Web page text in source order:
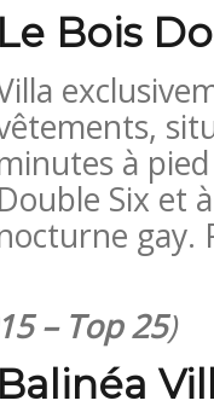
Le Bois
à
Double Six et
gay.
– Top 25)
Balinéa